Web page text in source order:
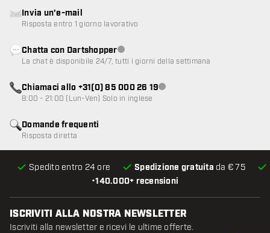
•140.000+ recensioni
Spedito entro 24 ore Spedizione gratuita da € 75
Domande frequenti
Risposta diretta
Invia un'e-mail
Risposta entro 1 giorno lavorativo
Chatta con DartshopperServizio clienti non disponibile
La chat è disponibile 24/7, tutti i giorni della settimana
Chiamaci allo +31(0) 85 000 26 19Servizio clienti non disponibile
8:00 - 21:00 (Lun-Ven) Solo in inglese
ISCRIVITI ALLA NOSTRA NEWSLETTER
Iscriviti alla newsletter e ricevi le ultime offerte.